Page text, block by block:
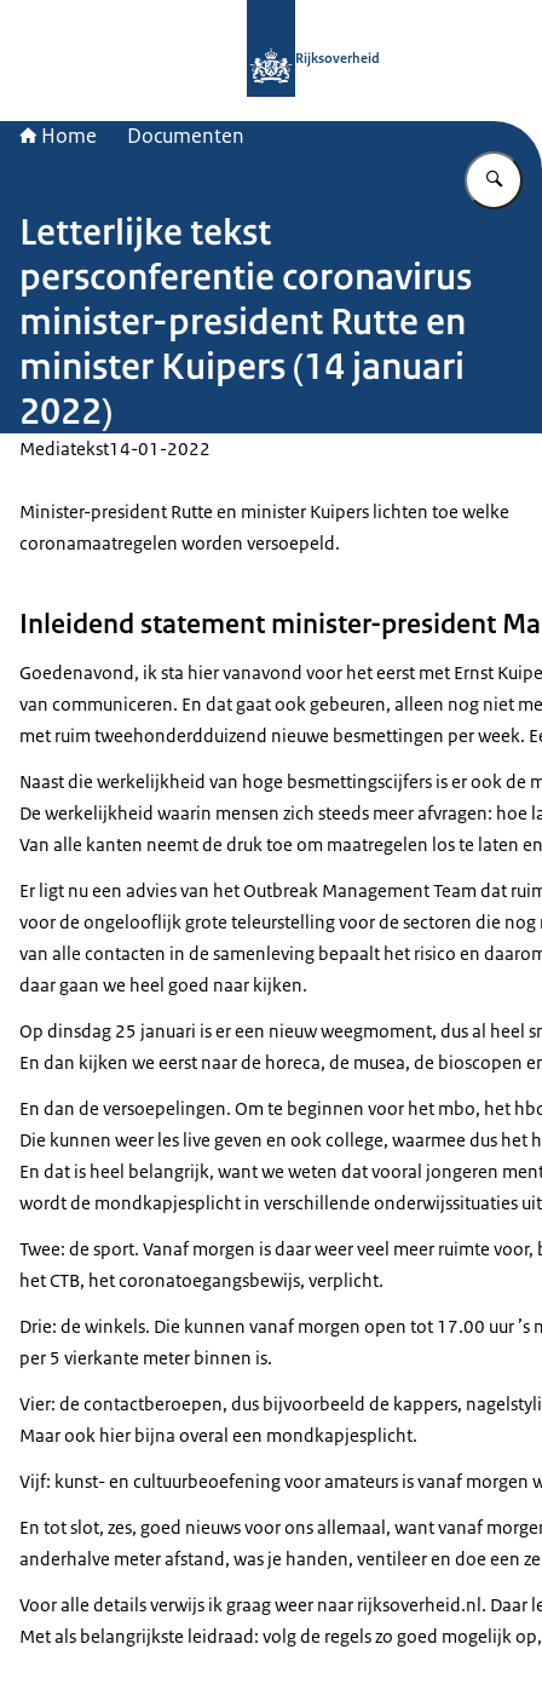
Rijksoverheid
Home Documenten
Letterlijke tekst
persconferentie coronavirus
minister-president Rutte en
minister Kuipers (14 januari
2022)
Mediatekst14-01-2022
Minister-president Rutte en minister Kuipers lichten toe welke
coronamaatregelen worden versoepeld.
Inleidend statement minister-president
Goedenavond, ik sta hier vanavond voor het eerst met Ernst
van communiceren. En dat gaat ook gebeuren, alleen nog niet
met ruim tweehonderdduizend nieuwe besmettingen per week.
Naast die werkelijkheid van hoge besmettingscijfers is er ook
De werkelijkheid waarin mensen zich steeds meer afvragen: hoe
Van alle kanten neemt de druk toe om maatregelen los te laten
Er ligt nu een advies van het Outbreak Management Team dat
voor de ongelooflijk grote teleurstelling voor de sectoren die
van alle contacten in de samenleving bepaalt het risico en
daar gaan we heel goed naar kijken.
Op dinsdag 25 januari is er een nieuw weegmoment, dus al heel
En dan kijken we eerst naar de horeca, de musea, de
En dan de versoepelingen. Om te beginnen voor het mbo, het
Die kunnen weer les live geven en ook college, waarmee dus het
En dat is heel belangrijk, want we weten dat vooral jongeren
wordt de mondkapjesplicht in verschillende onderwijssituaties
Twee: de sport. Vanaf morgen is daar weer veel meer ruimte
het CTB, het coronatoegangsbewijs, verplicht.
Drie: de winkels. Die kunnen vanaf morgen open tot 17.00 uur
per 5 vierkante meter binnen is.
Vier: de contactberoepen, dus bijvoorbeeld de kappers,
Maar ook hier bijna overal een mondkapjesplicht.
Vijf: kunst- en cultuurbeoefening voor amateurs is vanaf
En tot slot, zes, goed nieuws voor ons allemaal, want vanaf
anderhalve meter afstand, was je handen, ventileer en doe een
Voor alle details verwijs ik graag weer naar rijksoverheid.nl.
Met als belangrijkste leidraad: volg de regels zo goed mogelijk